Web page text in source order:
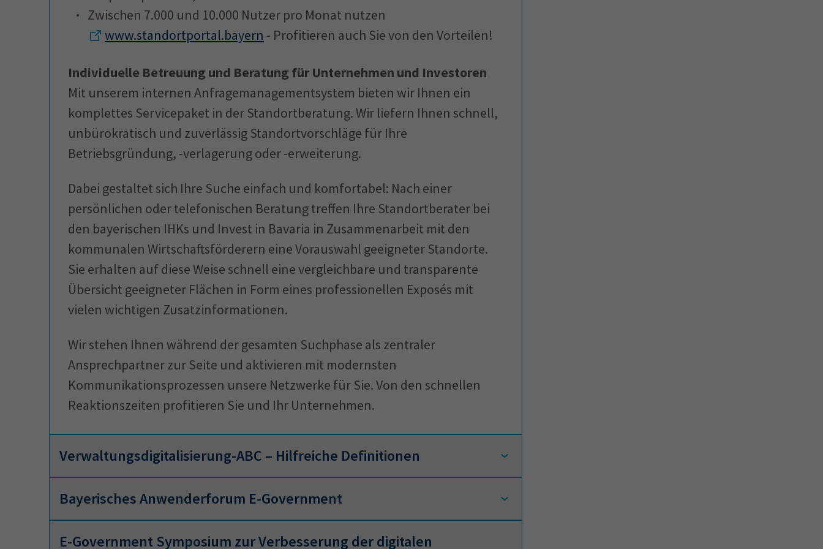
Zwischen 7.000 und 10.000 Nutzer pro Monat nutzen
www.standortportal.bayern - Profitieren auch Sie von den Vorteilen!
Individuelle Betreuung und Beratung für Unternehmen und Investoren
Mit unserem internen Anfragemanagementsystem bieten wir Ihnen ein
komplettes Servicepaket in der Standortberatung. Wir liefern Ihnen schnell,
unbürokratisch und zuverlässig Standortvorschläge für Ihre
Betriebsgründung, -verlagerung oder -erweiterung.
Dabei gestaltet sich Ihre Suche einfach und komfortabel: Nach einer
persönlichen oder telefonischen Beratung treffen Ihre Standortberater bei
den bayerischen IHKs und Invest in Bavaria in Zusammenarbeit mit den
kommunalen Wirtschaftsförderern eine Vorauswahl geeigneter Standorte.
Sie erhalten auf diese Weise schnell eine vergleichbare und transparente
Übersicht geeigneter Flächen in Form eines professionellen Exposés mit
vielen wichtigen Zusatzinformationen.
Wir stehen Ihnen während der gesamten Suchphase als zentraler
Ansprechpartner zur Seite und aktivieren mit modernsten
Kommunikationsprozessen unsere Netzwerke für Sie. Von den schnellen
Reaktionszeiten profitieren Sie und Ihr Unternehmen.
Verwaltungsdigitalisierung-ABC – Hilfreiche Definitionen
Verwaltungsdigitalisierung-Abc
Hier finden Sie relevante Begriffe zur Verwaltungsdigitalisierung. Das
Bayerisches Anwenderforum E-Government
E-Government Symposium zur Verbesserung der digitalen